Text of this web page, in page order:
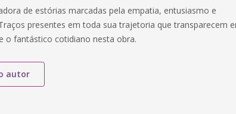
de estórias marcadas pela empatia, entusiasmo e
presentes em toda sua trajetoria que transparecem
o fantástico cotidiano nesta obra.
autor